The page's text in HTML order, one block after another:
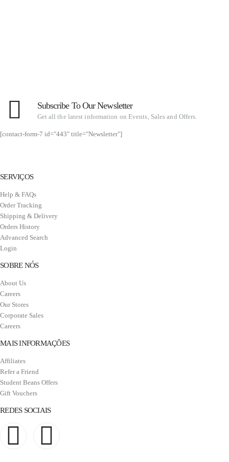
Subscribe To Our Newsletter
Get all the latest information on Events, Sales and Offers.
[contact-form-7 id="443" title="Newsletter"]
SERVIÇOS
Help & FAQs
Order Tracking
Shipping & Delivery
Orders History
Advanced Search
Login
SOBRE NÓS
About Us
Careers
Our Stores
Corporate Sales
Careers
MAIS INFORMAÇÕES
Affiliates
Refer a Friend
Student Beans Offers
Gift Vouchers
REDES SOCIAIS